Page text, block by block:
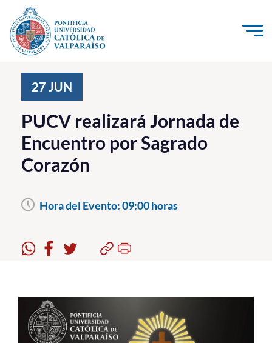
Click acá para ir directamente al contenido
Investigación, Creación e Innovación
PUCV Internacional
Vinculación con el Medio
Postgrado
Estudiantes
Académicos
27 JUN
PUCV realizará Jornada de
Encuentro por Sagrado
Corazón
Hora del Evento:09:00 horas